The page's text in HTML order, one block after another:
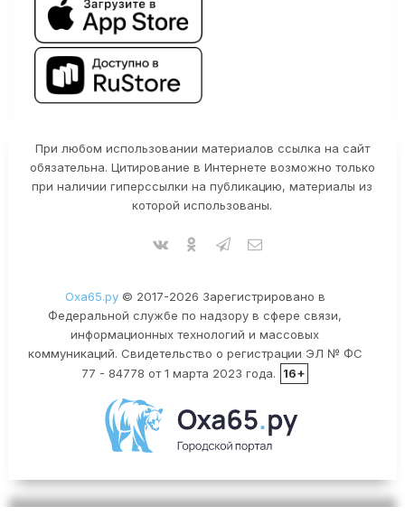
При любом использовании материалов ссылка на сайт
обязательна. Цитирование в Интернете возможно только
при наличии гиперссылки на публикацию, материалы из
которой использованы.
Оха65.ру© 2017-2026 Зарегистрировано в
Федеральной службе по надзору в сфере связи,
информационных технологий и массовых
коммуникаций. Свидетельство о регистрации ЭЛ № ФС
77 - 84778 от 1 марта 2023 года.
16+